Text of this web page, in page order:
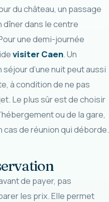
du château, un passage
dîner dans le centre
une demi-journée
visiter Caen. Un
d’une nuit peut aussi
à condition de ne pas
Le plus sûr est de choisir
ou de la gare,
cas de réunion qui déborde.
de payer, pas
les prix. Elle permet